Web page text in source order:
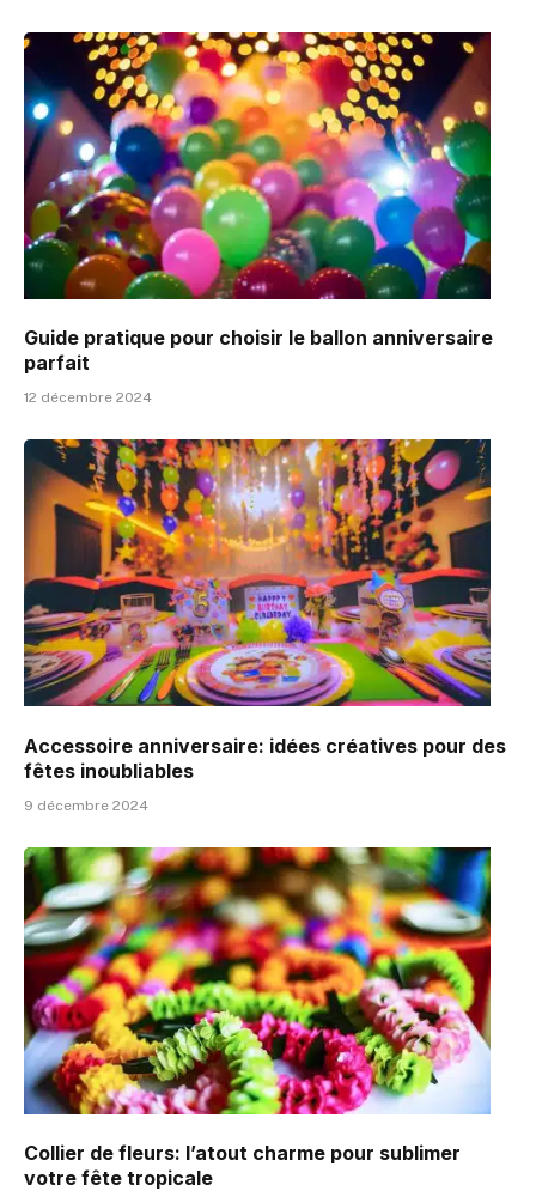
Guide pratique pour choisir le ballon anniversaire
parfait
12 décembre 2024
Accessoire anniversaire: idées créatives pour des
fêtes inoubliables
9 décembre 2024
Collier de fleurs: l’atout charme pour sublimer
votre fête tropicale